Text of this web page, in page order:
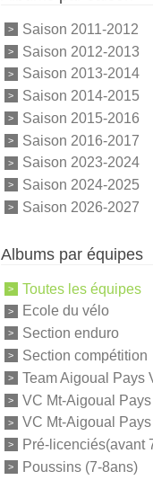
Saison 2011-2012
Saison 2012-2013
Saison 2013-2014
Saison 2014-2015
Saison 2015-2016
Saison 2016-2017
Saison 2023-2024
Saison 2024-2025
Saison 2026-2027
Albums par équipes
Toutes les équipes
Ecole du vélo
Section enduro
Section compétition
Team Aigoual Pays
VC Mt-Aigoual
VC Mt-Aigoual
Pré-licenciés(avant
Poussins (7-8ans)